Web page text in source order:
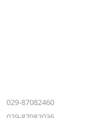
029-87082460